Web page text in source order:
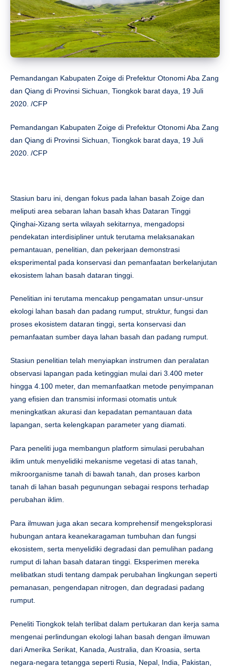
Pemandangan Kabupaten Zoige di Prefektur Otonomi Aba Zang
dan Qiang di Provinsi Sichuan, Tiongkok barat daya, 19 Juli
2020. /CFP
Pemandangan Kabupaten Zoige di Prefektur Otonomi Aba Zang
dan Qiang di Provinsi Sichuan, Tiongkok barat daya, 19 Juli
2020. /CFP
Stasiun baru ini, dengan fokus pada lahan basah Zoige dan
meliputi area sebaran lahan basah khas Dataran Tinggi
Qinghai-Xizang serta wilayah sekitarnya, mengadopsi
pendekatan interdisipliner untuk terutama melaksanakan
pemantauan, penelitian, dan pekerjaan demonstrasi
eksperimental pada konservasi dan pemanfaatan berkelanjutan
ekosistem lahan basah dataran tinggi.
Penelitian ini terutama mencakup pengamatan unsur-unsur
ekologi lahan basah dan padang rumput, struktur, fungsi dan
proses ekosistem dataran tinggi, serta konservasi dan
pemanfaatan sumber daya lahan basah dan padang rumput.
Stasiun penelitian telah menyiapkan instrumen dan peralatan
observasi lapangan pada ketinggian mulai dari 3.400 meter
hingga 4.100 meter, dan memanfaatkan metode penyimpanan
yang efisien dan transmisi informasi otomatis untuk
meningkatkan akurasi dan kepadatan pemantauan data
lapangan, serta kelengkapan parameter yang diamati.
Para peneliti juga membangun platform simulasi perubahan
iklim untuk menyelidiki mekanisme vegetasi di atas tanah,
mikroorganisme tanah di bawah tanah, dan proses karbon
tanah di lahan basah pegunungan sebagai respons terhadap
perubahan iklim.
Para ilmuwan juga akan secara komprehensif mengeksplorasi
hubungan antara keanekaragaman tumbuhan dan fungsi
ekosistem, serta menyelidiki degradasi dan pemulihan padang
rumput di lahan basah dataran tinggi. Eksperimen mereka
melibatkan studi tentang dampak perubahan lingkungan seperti
pemanasan, pengendapan nitrogen, dan degradasi padang
rumput.
Peneliti Tiongkok telah terlibat dalam pertukaran dan kerja sama
mengenai perlindungan ekologi lahan basah dengan ilmuwan
dari Amerika Serikat, Kanada, Australia, dan Kroasia, serta
negara-negara tetangga seperti Rusia, Nepal, India, Pakistan,